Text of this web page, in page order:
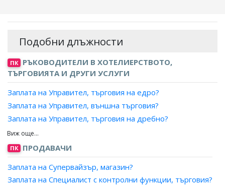
Подобни длъжности
ПК РЪКОВОДИТЕЛИ В ХОТЕЛИЕРСТВОТО,
ТЪРГОВИЯТА И ДРУГИ УСЛУГИ
Заплата на Управител, търговия на едро?
Заплата на Управител, външна търговия?
Заплата на Управител, търговия на дребно?
Заплата на Управител, магазин?
Заплата на Управител, супермаркет?
Заплата на Управител, универсален магазин?
Заплата на Ръководител отдел, складово стопанство?
Заплата на Отговорен магистър-фармацевт,
ПК ПРОДАВАЧИ
Заплата на Супервайзър, магазин?
Заплата на Специалист с контролни функции, търговия?